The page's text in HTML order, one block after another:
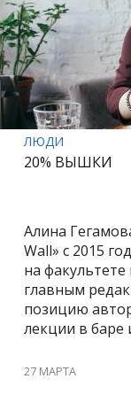
ЛЮДИ
20% ВЫШКИ
Алина
Wall» с 2015
на
главным
позицию
лекции в баре
27 МАРТА